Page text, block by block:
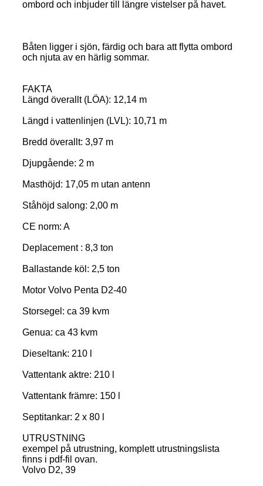
ombord och inbjuder till längre vistelser på havet.
Båten ligger i sjön, färdig och bara att flytta ombord
och njuta av en härlig sommar.
FAKTA
Längd överallt (LÖA): 12,14 m
Längd i vattenlinjen (LVL): 10,71 m
Bredd överallt: 3,97 m
Djupgående: 2 m
Masthöjd: 17,05 m utan antenn
Ståhöjd salong: 2,00 m
CE norm: A
Deplacement : 8,3 ton
Ballastande köl: 2,5 ton
Motor Volvo Penta D2-40
Storsegel: ca 39 kvm
Genua: ca 43 kvm
Dieseltank: 210 l
Vattentank aktre: 210 l
Vattentank främre: 150 l
Septitankar: 2 x 80 l
UTRUSTNING
exempel på utrustning, komplett utrustningslista
finns i pdf-fil ovan.
Volvo D2, 39